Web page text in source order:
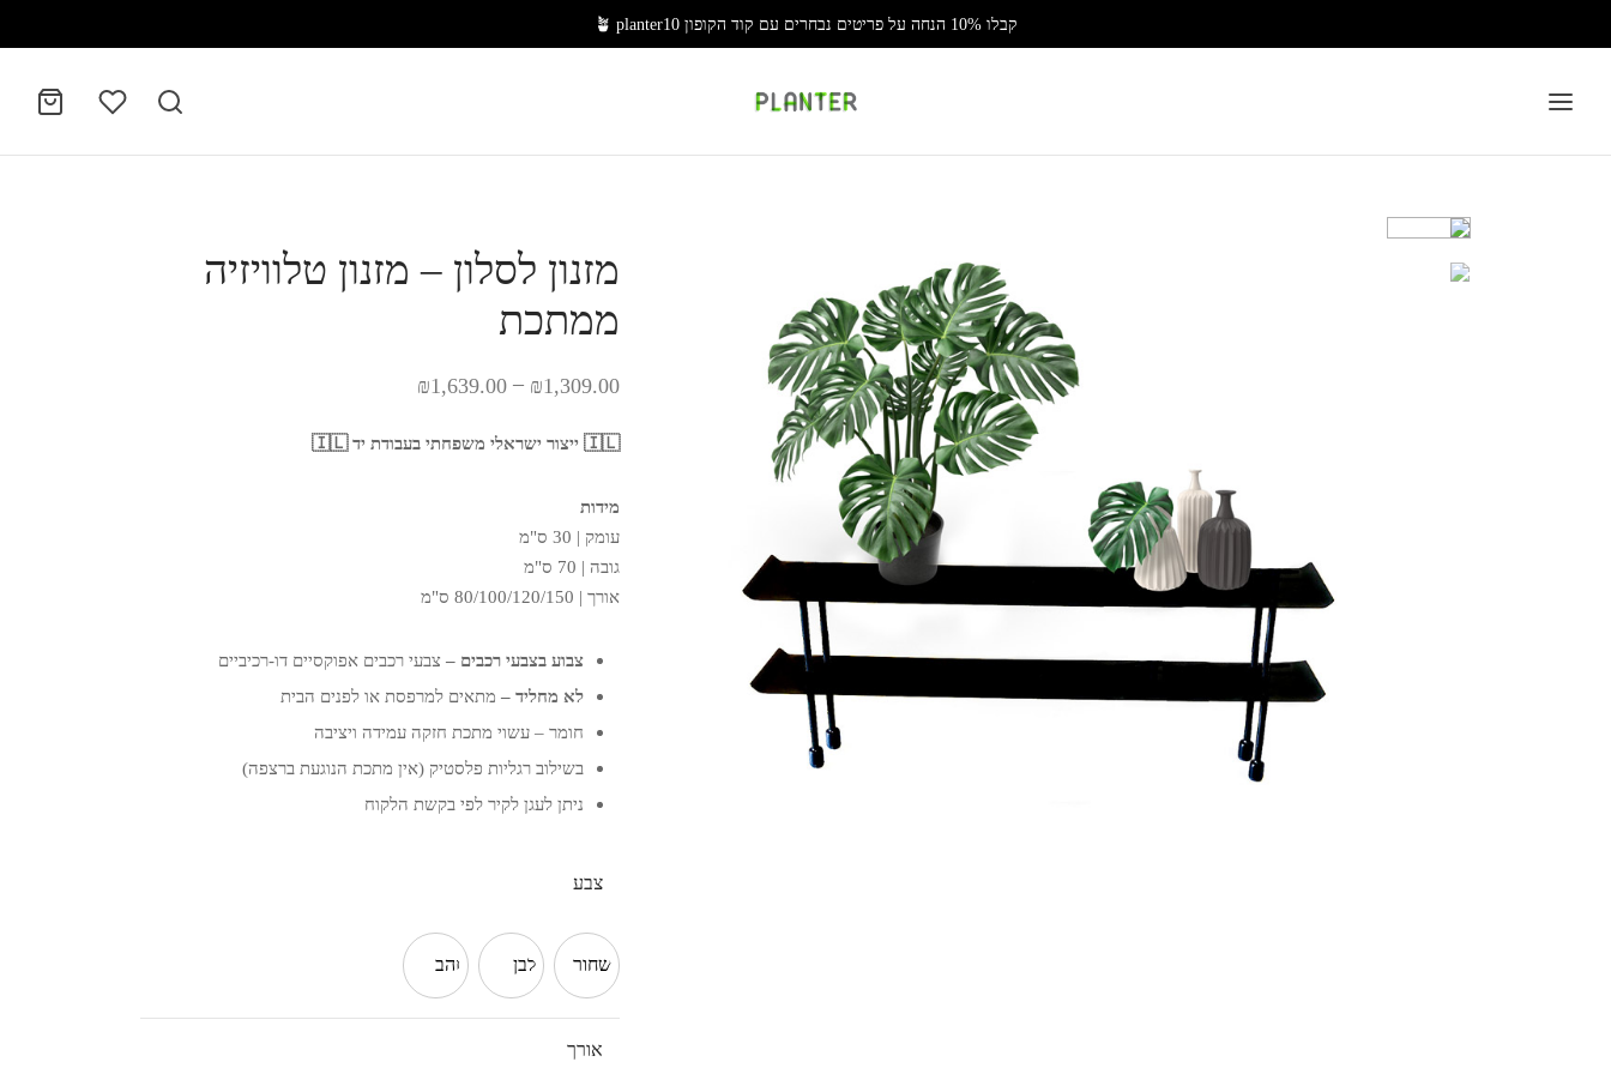
קבלו 10% הנחה על פריטים נבחרים עם קוד הקופון 🪴 planter10
מזנון לסלון – מזנון טלוויזיה
ממתכת
₪1,309.00
–
₪1,639.00
🇮🇱 ייצור ישראלי משפחתי בעבודת יד 🇮🇱
מידות
עומק | 30 ס"מ
גובה | 70 ס"מ
אורך | 80/100/120/150 ס"מ
צבוע בצבעי רכבים – צבעי רכבים אפוקסיים דו-רכיביים
לא מחליד – מתאים למרפסת או לפנים הבית
חומר – עשוי מתכת חזקה עמידה ויציבה
בשילוב רגליות פלסטיק (אין מתכת הנוגעת ברצפה)
ניתן לעגן לקיר לפי בקשת הלקוח
צבע
שחור לבן זהב
אורך